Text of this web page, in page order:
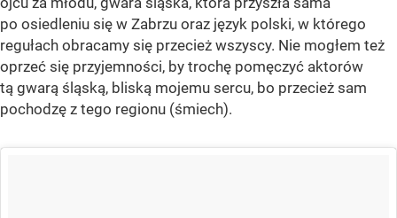
po osiedleniu się w Zabrzu oraz język polski, w którego
regułach obracamy się przecież wszyscy. Nie mogłem też
oprzeć się przyjemności, by trochę pomęczyć aktorów
tą gwarą śląską, bliską mojemu sercu, bo przecież sam
pochodzę z tego regionu (śmiech).